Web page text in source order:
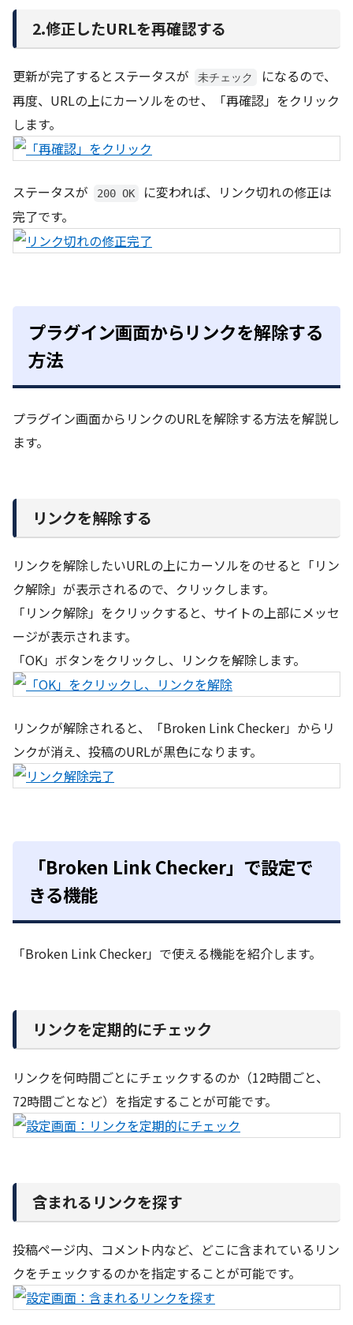
2.修正したURLを再確認する
更新が完了するとステータスが 未チェック
になるので、
再度、URLの上にカーソルをのせ、「再確認」をクリック
します。
ステータスが 200 OK
に変われば、リンク切れの修正は
完了です。
プラグイン画面からリンクを解除する
方法
プラグイン画面からリンクのURLを解除する方法を解説し
ます。
リンクを解除する
リンクを解除したいURLの上にカーソルをのせると「リン
ク解除」が表示されるので、クリックします。
「リンク解除」をクリックすると、サイトの上部にメッセ
ージが表示されます。
「OK」ボタンをクリックし、リンクを解除します。
リンクが解除されると、「Broken Link Checker」からリ
ンクが消え、投稿のURLが黒色になります。
「Broken Link Checker」で設定で
きる機能
「Broken Link Checker」で使える機能を紹介します。
リンクを定期的にチェック
リンクを何時間ごとにチェックするのか（12時間ごと、
72時間ごとなど）を指定することが可能です。
含まれるリンクを探す
投稿ページ内、コメント内など、どこに含まれているリン
クをチェックするのかを指定することが可能です。